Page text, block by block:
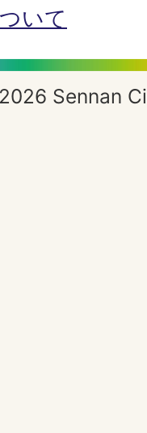
いて
Sennan